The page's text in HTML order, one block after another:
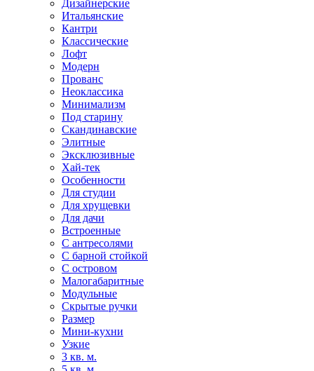
Дизайнерские
Итальянские
Кантри
Классические
Лофт
Модерн
Прованс
Неоклассика
Минимализм
Под старину
Скандинавские
Элитные
Эксклюзивные
Хай-тек
Особенности
Для студии
Для хрущевки
Для дачи
Встроенные
С антресолями
С барной стойкой
С островом
Малогабаритные
Модульные
Скрытые ручки
Размер
Мини-кухни
Узкие
3 кв. м.